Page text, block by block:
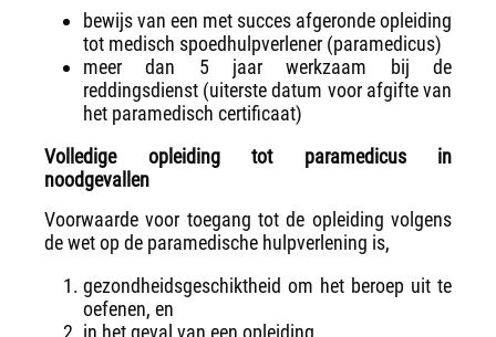
bewijs van een met succes afgeronde opleiding
tot medisch spoedhulpverlener (paramedicus)
meer dan 5 jaar werkzaam bij de
reddingsdienst (uiterste datum voor afgifte van
het paramedisch certificaat)
Volledige opleiding tot paramedicus in
noodgevallen
Voorwaarde voor toegang tot de opleiding volgens
de wet op de paramedische hulpverlening is,
gezondheidsgeschiktheid om het beroep uit te
oefenen, en
in het geval van een opleiding